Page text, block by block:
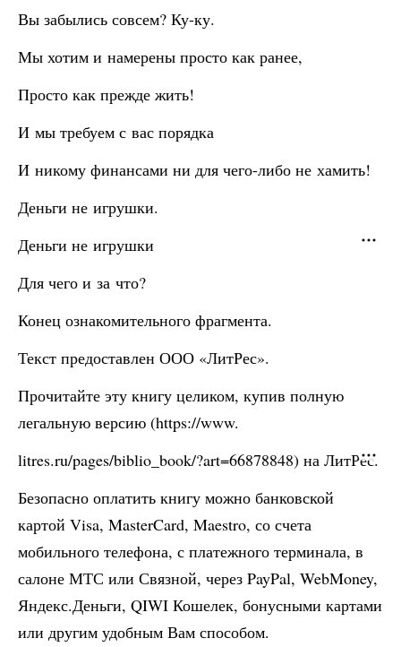
Вы забылись совсем? Ку-ку.
Мы хотим и намерены просто как ранее,
Просто как прежде жить!
И мы требуем с вас порядка
И никому финансами ни для чего-либо не хамить!
Деньги не игрушки.
Деньги не игрушки
Для чего и за что?
Конец ознакомительного фрагмента.
Текст предоставлен ООО «ЛитРес».
Прочитайте эту книгу целиком, купив полную
легальную версию (https://www.
litres.ru/pages/biblio_book/?art=66878848) на ЛитРес.
Безопасно оплатить книгу можно банковской
картой Visa, MasterCard, Maestro, со счета
мобильного телефона, с платежного терминала, в
салоне МТС или Связной, через PayPal, WebMoney,
Яндекс.Деньги, QIWI Кошелек, бонусными картами
или другим удобным Вам способом.